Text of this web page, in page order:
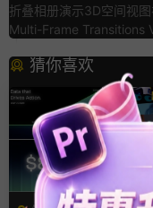
折叠相册演示3D空间视
Multi-Frame Transitions
猜你喜欢